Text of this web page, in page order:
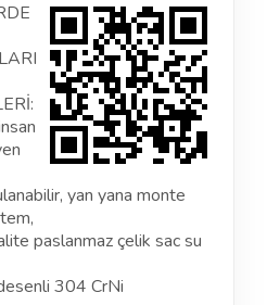
yan yana monte
paslanmaz çelik sac su
304 CrNi